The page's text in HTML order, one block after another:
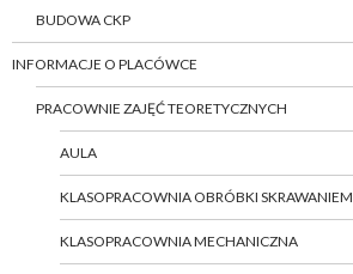
BUDOWA CKP
INFORMACJE O PLACÓWCE
PRACOWNIE ZAJĘĆ TEORETYCZNYCH
AULA
KLASOPRACOWNIA OBRÓBKI SKRAWANIEM
KLASOPRACOWNIA MECHANICZNA